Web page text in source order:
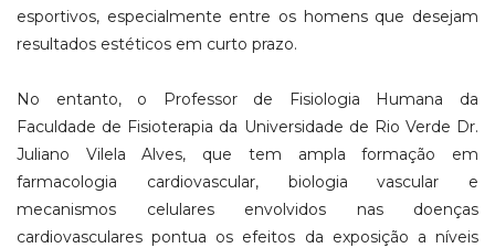
esportivos, especialmente entre os homens que desejam
resultados estéticos em curto prazo.
No entanto, o Professor de Fisiologia Humana da
Faculdade de Fisioterapia da Universidade de Rio Verde Dr.
Juliano Vilela Alves, que tem ampla formação em
farmacologia cardiovascular, biologia vascular e
mecanismos celulares envolvidos nas doenças
cardiovasculares pontua os efeitos da exposição a níveis